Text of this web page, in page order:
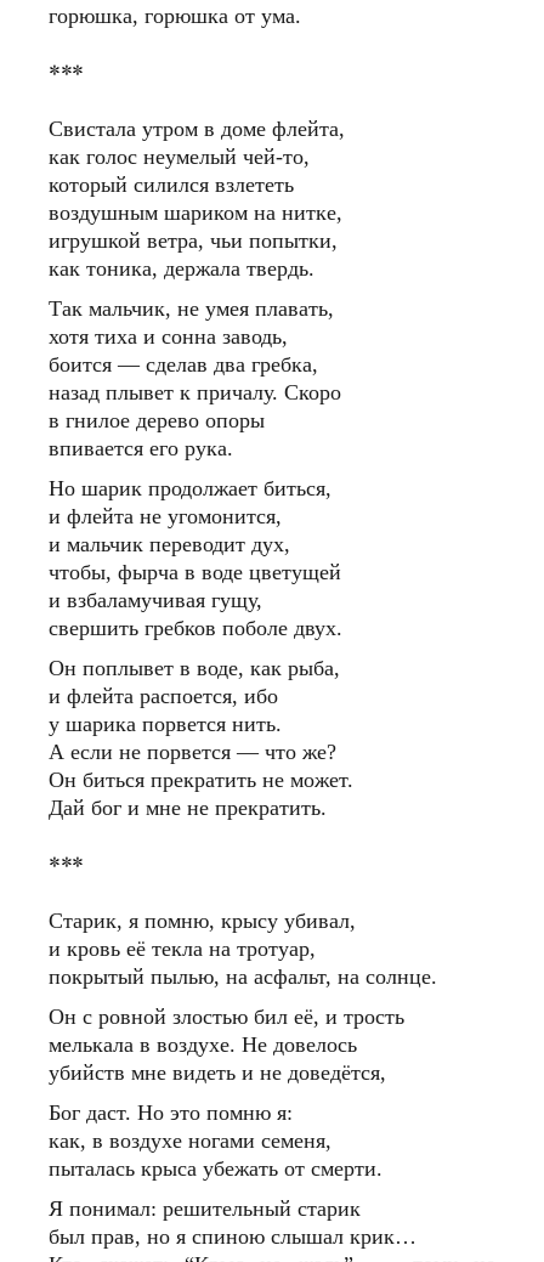
горюшка, горюшка от ума.
***
Свистала утром в доме флейта,
как голос неумелый чей-то,
который силился взлететь
воздушным шариком на нитке,
игрушкой ветра, чьи попытки,
как тоника, держала твердь.
Так мальчик, не умея плавать,
хотя тиха и сонна заводь,
боится — сделав два гребка,
назад плывет к причалу. Скоро
в гнилое дерево опоры
впивается его рука.
Но шарик продолжает биться,
и флейта не угомонится,
и мальчик переводит дух,
чтобы, фырча в воде цветущей
и взбаламучивая гущу,
свершить гребков поболе двух.
Он поплывет в воде, как рыба,
и флейта распоется, ибо
у шарика порвется нить.
А если не порвется — что же?
Он биться прекратить не может.
Дай бог и мне не прекратить.
***
Старик, я помню, крысу убивал,
и кровь её текла на тротуар,
покрытый пылью, на асфальт, на солнце.
Он с ровной злостью бил её, и трость
мелькала в воздухе. Не довелось
убийств мне видеть и не доведётся,
Бог даст. Но это помню я:
как, в воздухе ногами семеня,
пыталась крыса убежать от смерти.
Я понимал: решительный старик
был прав, но я спиною слышал крик…